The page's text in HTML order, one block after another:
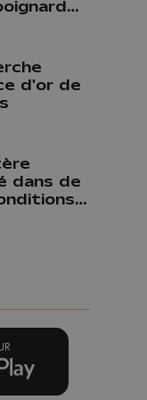
d'or de
dans de
à